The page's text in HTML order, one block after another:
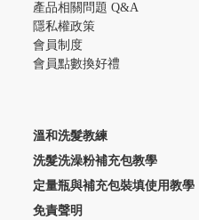
產品相關問題 Q&A
隱私權政策
會員制度
會員點數換好禮
溫和洗髮教練
洗髮洗澡粉補充包教學
定量瓶與補充包裝填使用教學
免責聲明